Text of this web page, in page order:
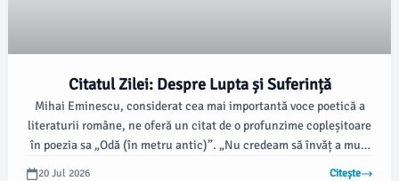
Citatul Zilei: Despre Lupta și Suferință
Mihai Eminescu, considerat cea mai importantă voce poetică a
literaturii române, ne oferă un citat de o profunzime copleșitoare
în poezia sa „Odă (în metru antic)”. „Nu credeam să învăț a muri
vreodată” reflectă zbuciumul interior al poetului, contemplând
20 Jul 2026 Citește